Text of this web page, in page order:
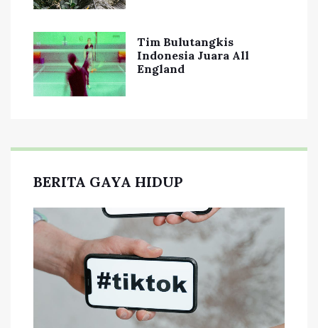
Tim Bulutangkis
Indonesia Juara All
England
BERITA GAYA HIDUP